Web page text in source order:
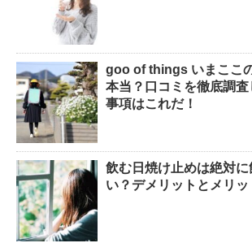
goo of things いまここ
本当？口コミを徹底調
事項はこれだ！
飲む日焼け止めは絶対
い？デメリットとメリッ